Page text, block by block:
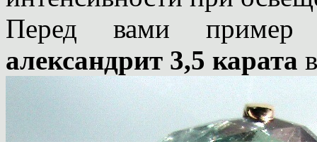
Перед вами
александрит 3,5 карата